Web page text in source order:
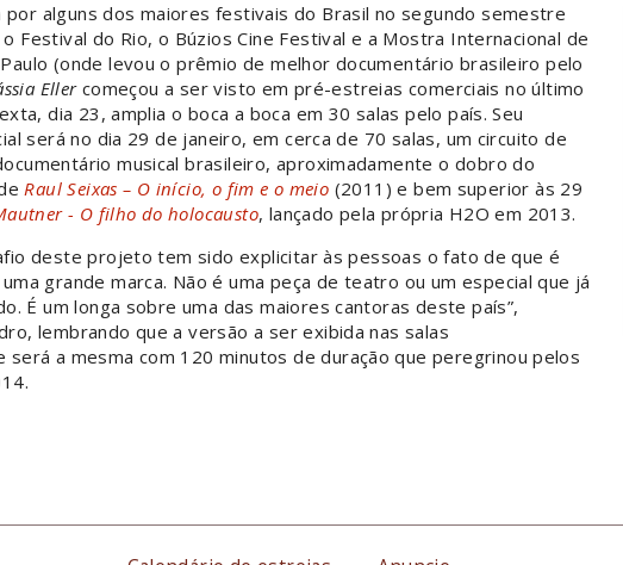
por alguns dos maiores festivais do Brasil no segundo semestre
Festival do Rio, o Búzios Cine Festival e a Mostra Internacional de
Paulo (onde levou o prêmio de melhor documentário brasileiro pelo
Ellercomeçou a ser visto em pré-estreias comerciais no último
dia 23, amplia o boca a boca em 30 salas pelo país. Seu
será no dia 29 de janeiro, em cerca de 70 salas, um circuito de
musical brasileiro, aproximadamente o dobro do
Raul Seixas – O início, o fim e o meio (2011) e bem superior às 29
- O filho do holocausto, lançado pela própria H2O em 2013.
deste projeto tem sido explicitar às pessoas o fato de que é
grande marca. Não é uma peça de teatro ou um especial que já
É um longa sobre uma das maiores cantoras deste país”,
lembrando que a versão a ser exibida nas salas
será a mesma com 120 minutos de duração que peregrinou pelos